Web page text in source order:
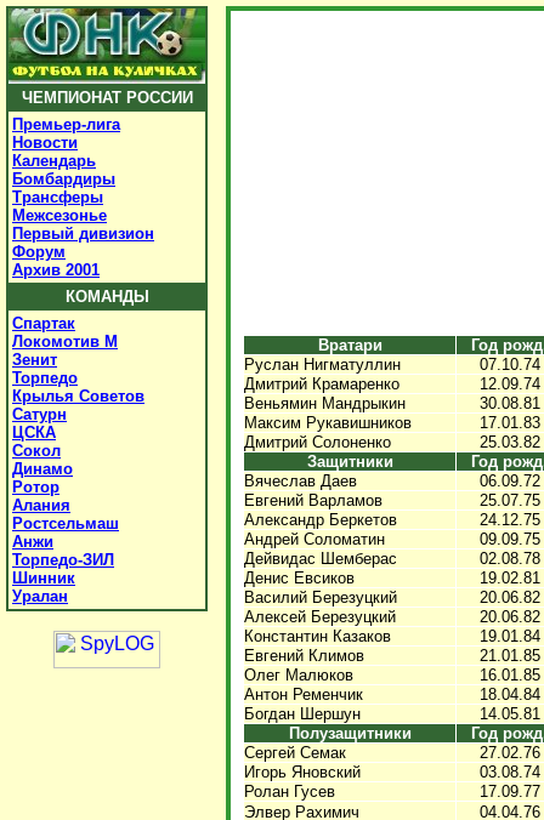
ЧЕМПИОНАТ РОССИИ
Премьер-лига
Новости
Календарь
Бомбардиры
Трансферы
Межсезонье
Первый дивизион
Форум
Архив 2001
КОМАНДЫ
Спартак
Локомотив М
Зенит
Торпедо
Крылья Советов
Сатурн
ЦСКА
Сокол
Динамо
Ротор
Алания
Ростсельмаш
Анжи
Торпедо-ЗИЛ
Шинник
Уралан
Вратари
Год
Руслан Нигматуллин
07.10.74
Дмитрий Крамаренко
12.09.74
Веньямин Мандрыкин
30.08.81
Максим Рукавишников
17.01.83
Дмитрий Солоненко
25.03.82
Защитники
Год
Вячеслав Даев
06.09.72
Евгений Варламов
25.07.75
Александр Беркетов
24.12.75
Андрей Соломатин
09.09.75
Дейвидас Шемберас
02.08.78
Денис Евсиков
19.02.81
Василий Березуцкий
20.06.82
Алексей Березуцкий
20.06.82
Константин Казаков
19.01.84
Евгений Климов
21.01.85
Олег Малюков
16.01.85
Антон Ременчик
18.04.84
Богдан Шершун
14.05.81
Полузащитники
Год
Сергей Семак
27.02.76
Игорь Яновский
03.08.74
Ролан Гусев
17.09.77
Элвер Рахимич
04.04.76